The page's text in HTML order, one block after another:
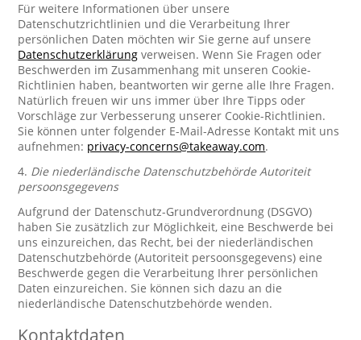
Für weitere Informationen über unsere
Datenschutzrichtlinien und die Verarbeitung Ihrer
persönlichen Daten möchten wir Sie gerne auf unsere
Datenschutzerklärung verweisen. Wenn Sie Fragen oder
Beschwerden im Zusammenhang mit unseren Cookie-
Richtlinien haben, beantworten wir gerne alle Ihre Fragen.
Natürlich freuen wir uns immer über Ihre Tipps oder
Vorschläge zur Verbesserung unserer Cookie-Richtlinien.
Sie können unter folgender E-Mail-Adresse Kontakt mit uns
aufnehmen: privacy-concerns@takeaway.com.
4. Die niederländische Datenschutzbehörde Autoriteit
persoonsgegevens
Aufgrund der Datenschutz-Grundverordnung (DSGVO)
haben Sie zusätzlich zur Möglichkeit, eine Beschwerde bei
uns einzureichen, das Recht, bei der niederländischen
Datenschutzbehörde (Autoriteit persoonsgegevens) eine
Beschwerde gegen die Verarbeitung Ihrer persönlichen
Daten einzureichen. Sie können sich dazu an die
niederländische Datenschutzbehörde wenden.
Kontaktdaten